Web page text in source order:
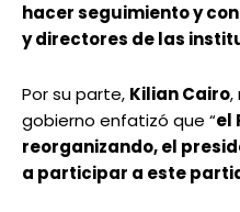
hacer seguimiento y
y directores de las
Por su parte, Kilian Cairo,
gobierno enfatizó que “el
reorganizando, el
a participar a este